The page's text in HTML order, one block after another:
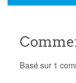
Basé sur 1